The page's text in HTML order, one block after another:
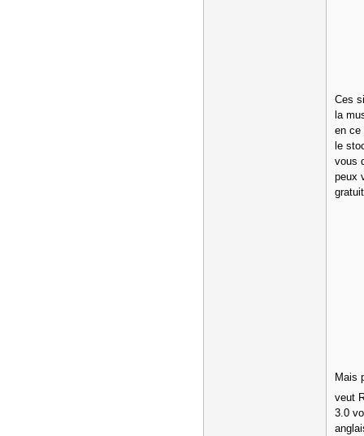
Ces
la
en ce
le
vous
peux
Mais
veut
3.0